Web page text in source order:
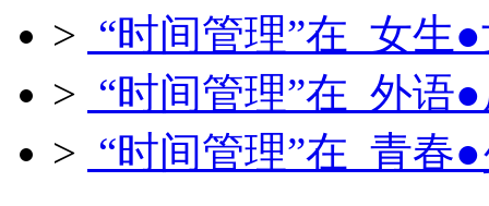
> “时间管理”在 女生
> “时间管理”在 外语
> “时间管理”在 青春